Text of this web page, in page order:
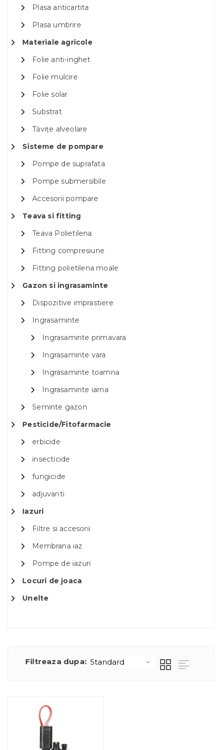
Plasa anticartita
Plasa umbrire
Materiale agricole
Folie anti-inghet
Folie mulcire
Folie solar
Substrat
Tăvițe alveolare
Sisteme de pompare
Pompe de suprafata
Pompe submersibile
Accesorii pompare
Teava si fitting
Teava Polietilena
Fitting compresiune
Fitting polietilena moale
Gazon si ingrasaminte
Dispozitive imprastiere
Ingrasaminte
Ingrasaminte primavara
Ingrasaminte vara
Ingrasaminte toamna
Ingrasaminte iarna
Seminte gazon
Pesticide/Fitofarmacie
erbicide
insecticide
fungicide
adjuvanti
Iazuri
Filtre si accesorii
Membrana iaz
Pompe de iazuri
Locuri de joaca
Unelte
Filtreaza dupa: